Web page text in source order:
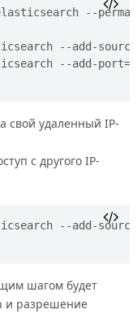
--
--add-
--add-
свой удаленный IP-
с другого IP-
--add-
шагом будет
и разрешение